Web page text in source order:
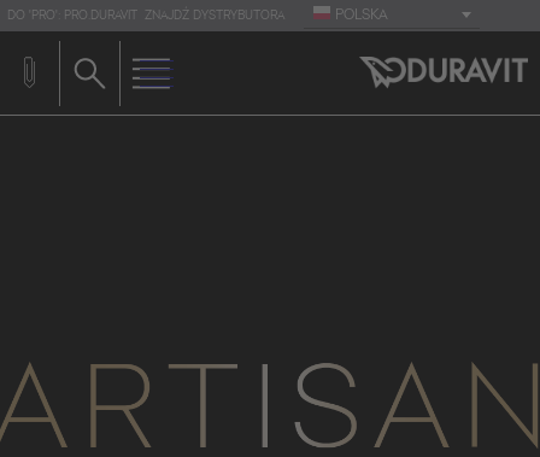
DO 'PRO': PRO.DURAVIT ZNAJDŹ DYSTRYBUTORA POLSKA